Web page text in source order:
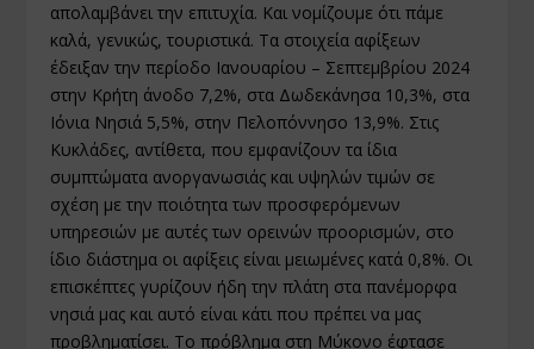
απολαμβάνει την επιτυχία. Και νομίζουμε ότι πάμε
καλά, γενικώς, τουριστικά. Τα στοιχεία αφίξεων
έδειξαν την περίοδο Ιανουαρίου – Σεπτεμβρίου 2024
στην Κρήτη άνοδο 7,2%, στα Δωδεκάνησα 10,3%, στα
Ιόνια Νησιά 5,5%, στην Πελοπόννησο 13,9%. Στις
Κυκλάδες, αντίθετα, που εμφανίζουν τα ίδια
συμπτώματα ανοργανωσιάς και υψηλών τιμών σε
σχέση με την ποιότητα των προσφερόμενων
υπηρεσιών με αυτές των ορεινών προορισμών, στο
ίδιο διάστημα οι αφίξεις είναι μειωμένες κατά 0,8%. Οι
επισκέπτες γυρίζουν ήδη την πλάτη στα πανέμορφα
νησιά μας και αυτό είναι κάτι που πρέπει να μας
προβληματίσει. Το πρόβλημα στη Μύκονο έφτασε